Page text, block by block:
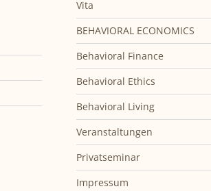
Vita
BEHAVIORAL ECONOMICS
Behavioral Finance
Behavioral Ethics
Behavioral Living
Veranstaltungen
Privatseminar
Impressum